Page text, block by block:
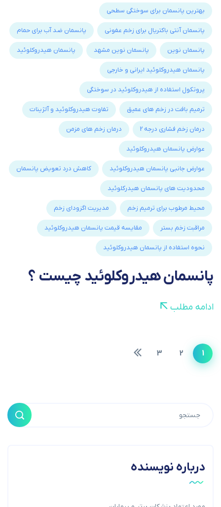
بهترین پانسمان برای سوختگی سطحی
پانسمان آنتی باکتریال برای زخم عفونی پانسمان ضد آب برای حمام
پانسمان نوین پانسمان نوین مشهد پانسمان هیدروکلوئید
پانسمان هیدروکلوئید ایرانی و خارجی
پروتکول استفاده از هیدروکلوئید در سوختگی
ترمیم بافت در زخم های عمیق تفاوت هیدروکلوئید و آلژینات
درمان زخم فشاری درجه 2 درمان زخم های مزمن
عوارض پانسمان هیدروکلوئید
عوارض جانبی پانسمان هیدروکلوئید کاهش درد تعویض پانسمان
محدودیت های پانسمان هیدرکلوئید
محیط مرطوب برای ترمیم زخم مدیریت اگزودای زخم
مراقبت زخم بستر مقایسه قیمت پانسمان هیدروکلوئید
نحوه استفاده از پانسمان هیدروکلوئید
پانسمان هیدروکلوئید چیست ؟
ادامه مطلب
1
2
3
درباره نویسنده